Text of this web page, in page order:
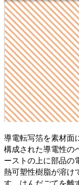
導電転写箔を素材面
構成された導電性の
ーストの上に部品の
熱可塑性樹脂が溶け